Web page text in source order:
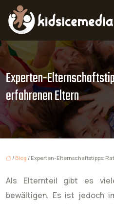
Experten-
erfahrenen Eltern
/ Blog / Experten-Elternschaftstipps:
Als Elternteil gibt es
bewältigen. Es ist jedoch